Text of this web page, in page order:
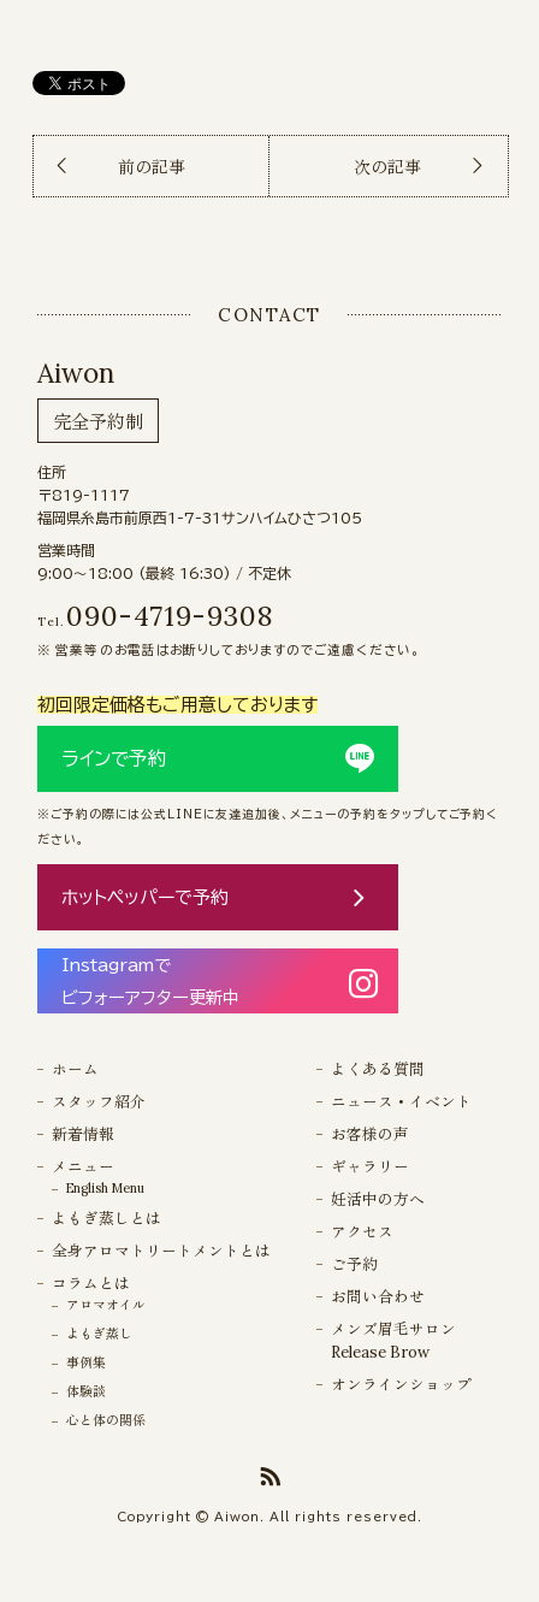
前の記事 次の記事
CONTACT
Aiwon
完全予約制
住所
〒819-1117
福岡県糸島市前原西1-7-31サンハイムひさつ105
営業時間
9:00〜18:00 (最終 16:30) / 不定休
Tel. 090-4719-9308
営業等のお電話はお断りしておりますのでご遠慮ください。
初回限定価格もご用意しております
ラインで予約
※ご予約の際には公式LINEに友達追加後、メニューの予約をタップしてご予約く
ださい。
ホットペッパーで予約
Instagramで
ビフォーアフター更新中
ホーム
スタッフ紹介
新着情報
メニュー
English Menu
よもぎ蒸しとは
全身アロマトリートメントとは
コラムとは
アロマオイル
よもぎ蒸し
事例集
体験談
心と体の関係
よくある質問
ニュース・イベント
お客様の声
ギャラリー
妊活中の方へ
アクセス
ご予約
お問い合わせ
メンズ眉毛サロン
Release Brow
オンラインショップ
Copyright © Aiwon. All rights reserved.